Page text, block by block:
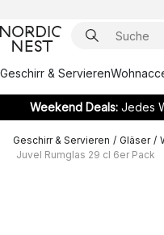
Geschirr & Servieren
Weekend Deals:Jedes
Geschirr & Servieren / Gläser /
Juvel Rumglas 29 cl 6er Pack